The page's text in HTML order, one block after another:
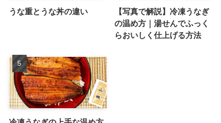
うな重とうな丼の違い
【写真で解説】冷凍うなぎ
の温め方｜湯せんでふっく
らおいしく仕上げる方法